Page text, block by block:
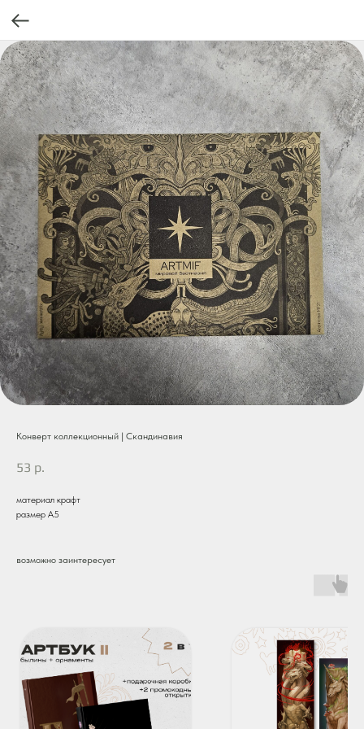
Конверт коллекционный | Скандинавия
53 р.
материал крафт
размер А5
возможно заинтересует